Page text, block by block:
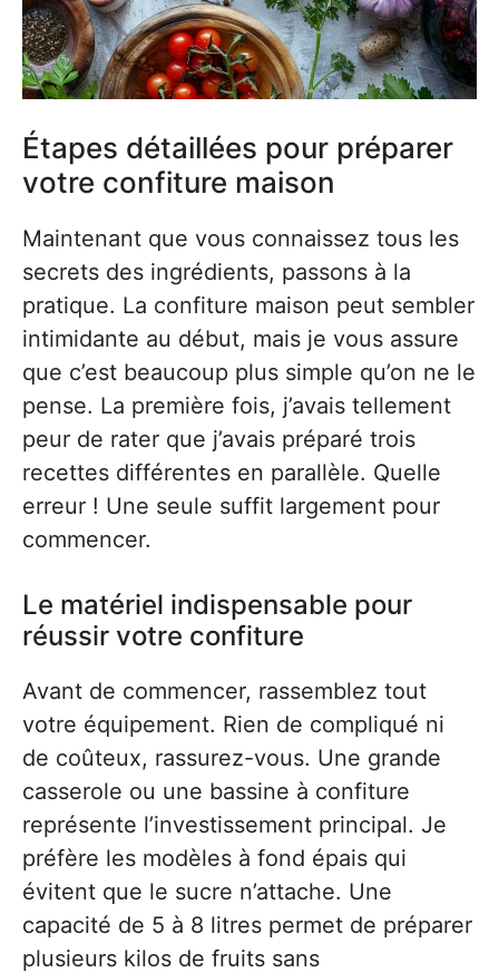
Étapes détaillées pour préparer
votre confiture maison
Maintenant que vous connaissez tous les
secrets des ingrédients, passons à la
pratique. La confiture maison peut sembler
intimidante au début, mais je vous assure
que c’est beaucoup plus simple qu’on ne le
pense. La première fois, j’avais tellement
peur de rater que j’avais préparé trois
recettes différentes en parallèle. Quelle
erreur ! Une seule suffit largement pour
commencer.
Le matériel indispensable pour
réussir votre confiture
Avant de commencer, rassemblez tout
votre équipement. Rien de compliqué ni
de coûteux, rassurez-vous. Une grande
casserole ou une bassine à confiture
représente l’investissement principal. Je
préfère les modèles à fond épais qui
évitent que le sucre n’attache. Une
capacité de 5 à 8 litres permet de préparer
plusieurs kilos de fruits sans